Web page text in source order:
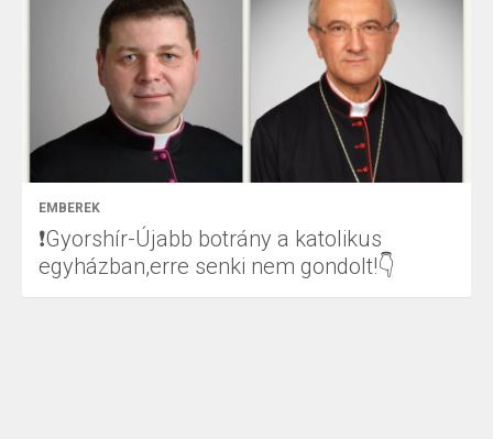
EMBEREK
❗Gyorshír-Újabb botrány a katolikus
egyházban,erre senki nem gondolt!👇